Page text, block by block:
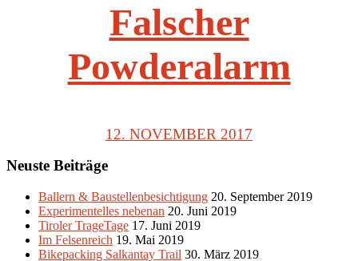
Falscher
Powderalarm
12. NOVEMBER 2017
Neuste Beiträge
Ballern & Baustellenbesichtigung 20. September 2019
Experimentelles nebenan 20. Juni 2019
Tiroler TrageTage 17. Juni 2019
Im Felsenreich 19. Mai 2019
Bikepacking Salkantay Trail 30. März 2019